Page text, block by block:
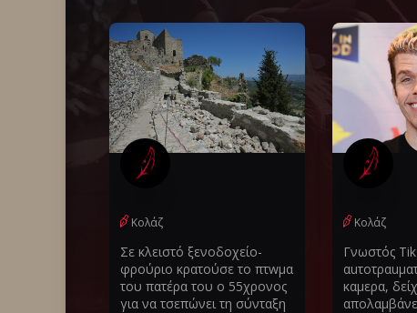
Κολάζ
Σε κλειστό ξενοδοχείο-
φρούριο κρατούσε το πτwμα
του πατέρα του ο 55χρονος
για να τσεπώνει τη σύνταξη
Κολάζ
Γνωστός
καμερα,